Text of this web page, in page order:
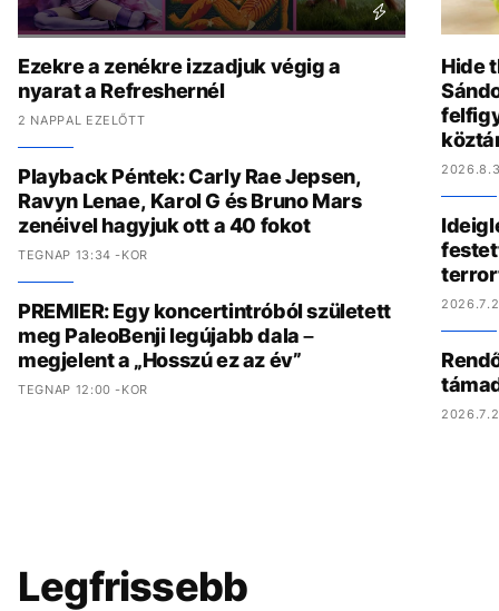
Ezekre a zenékre izzadjuk végig a
nyarat a Refreshernél
2 NAPPAL EZELŐTT
Playback Péntek: Carly Rae Jepsen,
Ravyn Lenae, Karol G és Bruno Mars
zenéivel hagyjuk ott a 40 fokot
TEGNAP 13:34 -KOR
PREMIER: Egy koncertintróból született
meg PaleoBenji legújabb dala –
megjelent a „Hosszú ez az év”
TEGNAP 12:00 -KOR
Hide
Legfrissebb